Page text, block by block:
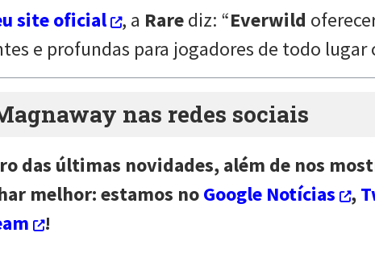
site oficial
, a Rarediz: “Everwild
e profundas para jogadores de todo lugar
nas redes sociais
das últimas novidades, além de nos
melhor: estamos noGoogle Notícias ,
!